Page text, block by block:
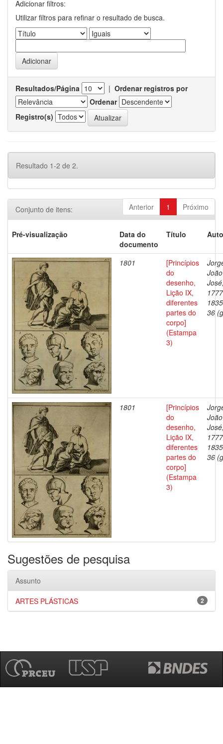
Adicionar filtros:
Utilizar filtros para refinar o resultado de busca.
Resultados/Página | Ordenar registros por
Ordenar
Registro(s)
Resultado 1-2 de 2.
Anterior 1 Próximo
Conjunto de itens:
Pré-visualização
Data do
documento
Título
1801
[Princípios
do
desenho,
Lição IX,
diferentes
partes do
corpo]
(Estampa
3)
João
36
1801
[Princípios
do
desenho,
Lição IX,
diferentes
partes do
corpo]
(Estampa
3)
João
36
Sugestões de pesquisa
Assunto
2
ARTES PLÁSTICAS